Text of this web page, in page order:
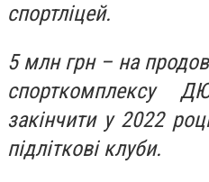
спортліцей.
5 млн грн – на
спорткомплексу
закінчити у 2022
підліткові клуби.